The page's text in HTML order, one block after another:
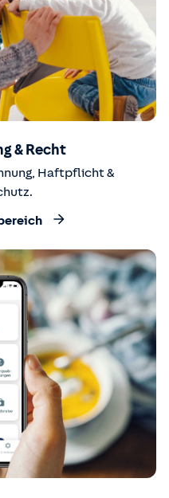
& Recht
Haftpflicht &